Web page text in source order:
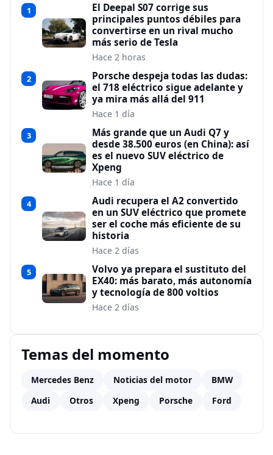
1
El Deepal S07 corrige sus
principales puntos débiles para
convertirse en un rival mucho
más serio de Tesla
Hace 2 horas
2
Porsche despeja todas las dudas:
el 718 eléctrico sigue adelante y
ya mira más allá del 911
Hace 1 día
3
Más grande que un Audi Q7 y
desde 38.500 euros (en China): así
es el nuevo SUV eléctrico de
Xpeng
Hace 1 día
4
Audi recupera el A2 convertido
en un SUV eléctrico que promete
ser el coche más eficiente de su
historia
Hace 2 días
5
Volvo ya prepara el sustituto del
EX40: más barato, más autonomía
y tecnología de 800 voltios
Hace 2 días
Temas del momento
Mercedes Benz Noticias del motor
BMW
Audi
Otros Xpeng Porsche Ford